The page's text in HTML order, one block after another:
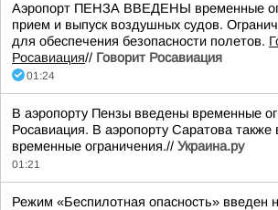
Аэропорт ПЕНЗА ВВЕДЕНЫ временные
прием и выпуск воздушных судов.
для обеспечения безопасности полетов.
Росавиация// Говорит Росавиация
01:24
В аэропорту Пензы введены временные
Росавиация. В аэропорту Саратова также
временные ограничения.// Украина.ру
01:21
Режим «Беспилотная опасность» введен